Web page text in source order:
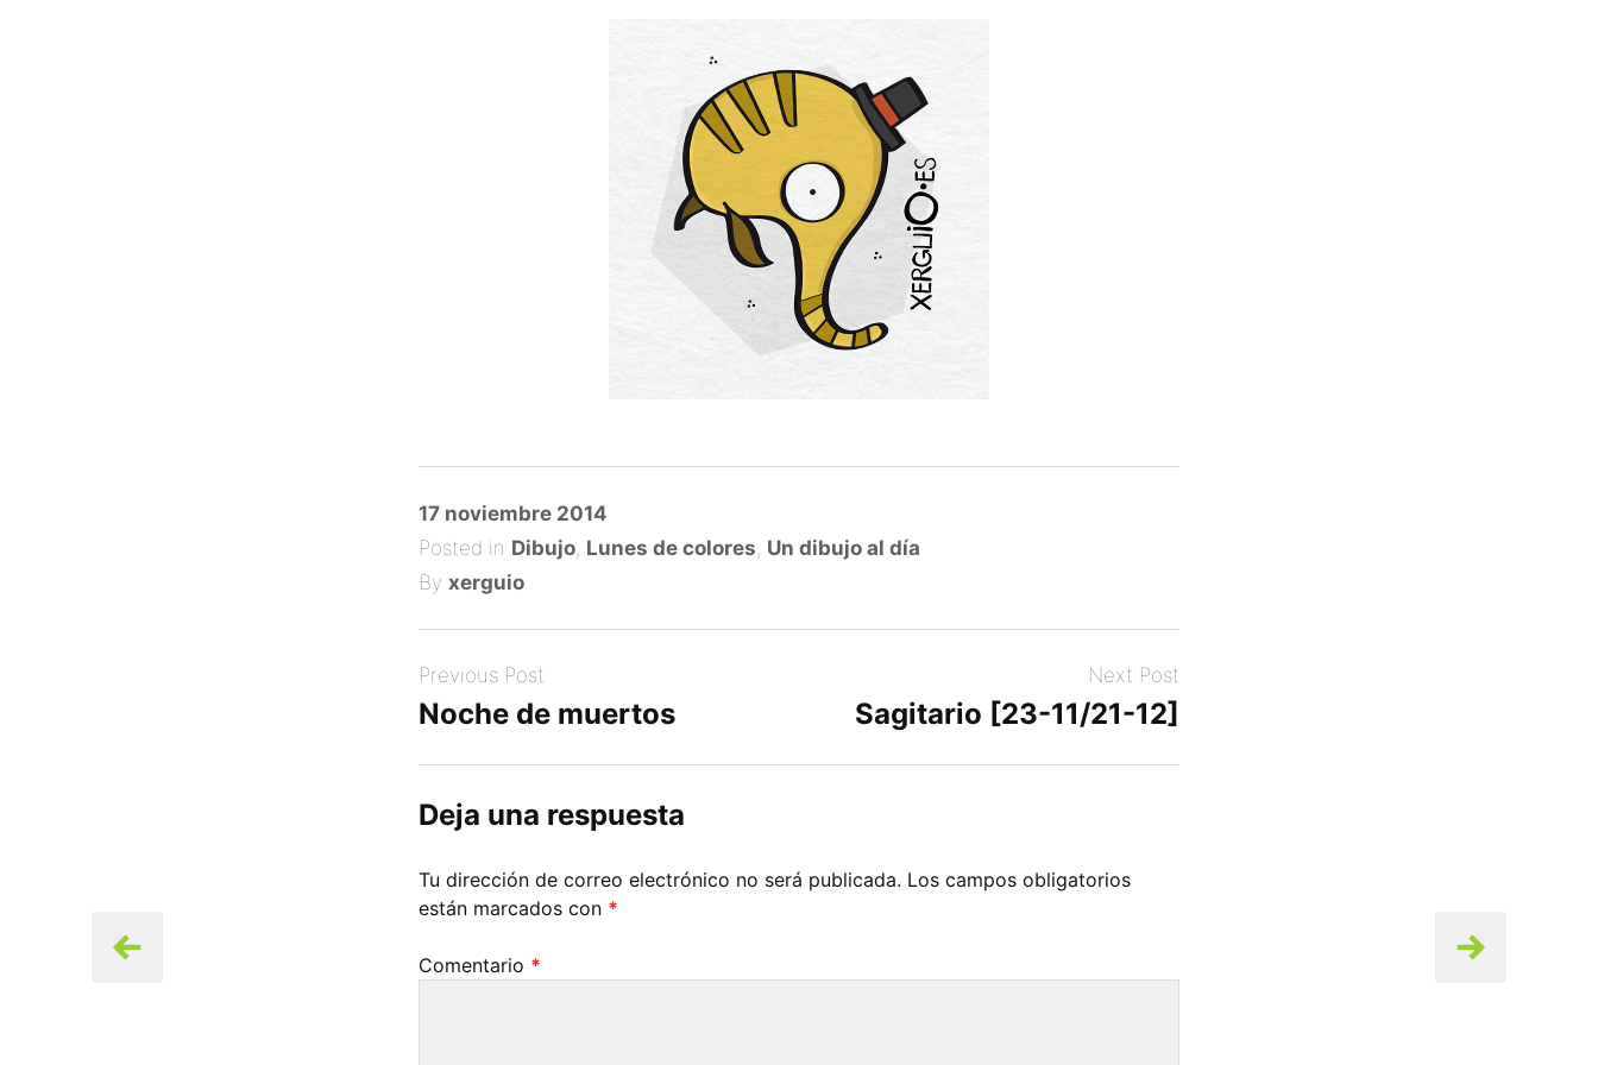
Posted
on
17 noviembre 2014
Posted in Dibujo, Lunes de colores, Un dibujo al día
By xerguio
Previous Post
Noche de muertos
Next Post
Sagitario [23-11/21-12]
Deja una respuesta
Tu dirección de correo electrónico no será publicada. Los campos obligatorios
están marcados con *
Comentario *